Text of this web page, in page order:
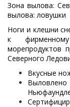
Зона вылова:
вылова: ловушки
Ноги и клешни
к фирменному
морепродуктов
Северного
Вкусные
Выловлено